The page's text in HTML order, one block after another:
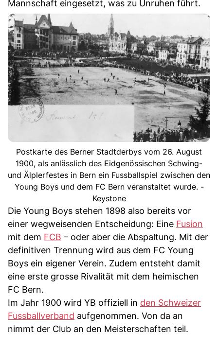
Mannschaft eingesetzt, was zu Unruhen führt.
Postkarte des Berner Stadtderbys vom 26. August
1900, als anlässlich des Eidgenössischen Schwing-
und Älplerfestes in Bern ein Fussballspiel zwischen den
Young Boys und dem FC Bern veranstaltet wurde. -
Keystone
Die Young Boys stehen 1898 also bereits vor
einer wegweisenden Entscheidung: Eine Fusion
mit dem FCB – oder aber die Abspaltung. Mit der
definitiven Trennung wird aus dem FC Young
Boys ein eigener Verein. Zudem entsteht damit
eine erste grosse Rivalität mit dem heimischen
FC Bern.
Im Jahr 1900 wird YB offiziell in den Schweizer
Fussballverband aufgenommen. Von da an
nimmt der Club an den Meisterschaften teil.